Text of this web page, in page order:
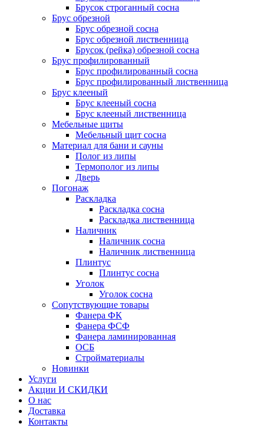
Брусок строганный сосна
Брус обрезной
Брус обрезной сосна
Брус обрезной лиственница
Брусок (рейка) обрезной сосна
Брус профилированный
Брус профилированный сосна
Брус профилированный лиственница
Брус клееный
Брус клееный сосна
Брус клееный лиственница
Мебельные щиты
Мебельный щит сосна
Материал для бани и сауны
Полог из липы
Термополог из липы
Дверь
Погонаж
Раскладка
Раскладка сосна
Раскладка лиственница
Наличник
Наличник сосна
Наличник лиственница
Плинтус
Плинтус сосна
Уголок
Уголок сосна
Сопутствующие товары
Фанера ФК
Фанера ФСФ
Фанера ламинированная
ОСБ
Стройматериалы
Новинки
Услуги
Акции И СКИДКИ
О нас
Доставка
Контакты